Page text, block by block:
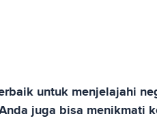
untuk menjelajahi
juga bisa menikmati